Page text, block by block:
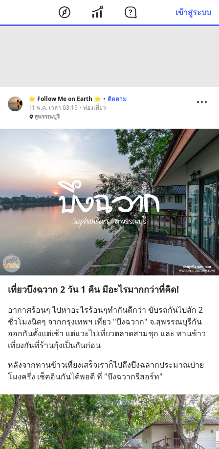
เข้าสู่ระบบ
⭐️ Follow Me on Earth ⭐️ • ติดตาม
11 พ.ค. เวลา 03:19 • ท่องเที่ยว
สุพรรณบุรี
เที่ยวบึงฉวาก 2 วัน 1 คืน มีอะไรมากกว่าที่คิด!
อากาศร้อนๆ ไปหาอะไรร้อนๆทำกันดีกว่า ขับรถกันไปสัก 2
ชั่วโมงนิดๆ จากกรุงเทพฯ เที่ยว "บึงฉวาก" จ.สุพรรณบุรีกัน
ออกกันตั้งแต่เช้า แต่แวะไปเที่ยวตลาดสามชุก และ ทานข้าว
เที่ยงกันที่ร้านกุ้งเป็นกันก่อน
หลังจากทานข้าวเที่ยงเสร็จเราก็ไปถึงบึงฉลากประมาณบ่าย
โมงครึ่ง เช็คอินกันได้พอดี ที่ "บึงฉวากรีสอร์ท"